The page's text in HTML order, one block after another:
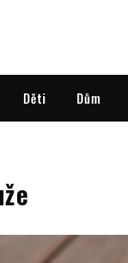
Děti Dům